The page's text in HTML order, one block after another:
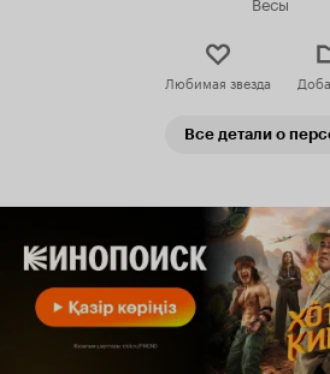
Любимая звезда
Все детали о